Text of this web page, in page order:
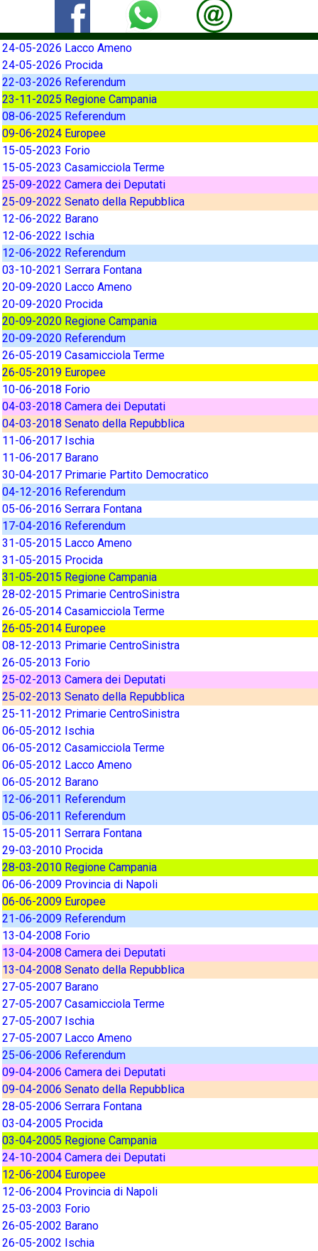
24-05-2026 Lacco Ameno
24-05-2026 Procida
22-03-2026 Referendum
23-11-2025 Regione Campania
08-06-2025 Referendum
09-06-2024 Europee
15-05-2023 Forio
15-05-2023 Casamicciola Terme
25-09-2022 Camera dei Deputati
25-09-2022 Senato della Repubblica
12-06-2022 Barano
12-06-2022 Ischia
12-06-2022 Referendum
03-10-2021 Serrara Fontana
20-09-2020 Lacco Ameno
20-09-2020 Procida
20-09-2020 Regione Campania
20-09-2020 Referendum
26-05-2019 Casamicciola Terme
26-05-2019 Europee
10-06-2018 Forio
04-03-2018 Camera dei Deputati
04-03-2018 Senato della Repubblica
11-06-2017 Ischia
11-06-2017 Barano
30-04-2017 Primarie Partito Democratico
04-12-2016 Referendum
05-06-2016 Serrara Fontana
17-04-2016 Referendum
31-05-2015 Lacco Ameno
31-05-2015 Procida
31-05-2015 Regione Campania
28-02-2015 Primarie CentroSinistra
26-05-2014 Casamicciola Terme
26-05-2014 Europee
08-12-2013 Primarie CentroSinistra
26-05-2013 Forio
25-02-2013 Camera dei Deputati
25-02-2013 Senato della Repubblica
25-11-2012 Primarie CentroSinistra
06-05-2012 Ischia
06-05-2012 Casamicciola Terme
06-05-2012 Lacco Ameno
06-05-2012 Barano
12-06-2011 Referendum
05-06-2011 Referendum
15-05-2011 Serrara Fontana
29-03-2010 Procida
28-03-2010 Regione Campania
06-06-2009 Provincia di Napoli
06-06-2009 Europee
21-06-2009 Referendum
13-04-2008 Forio
13-04-2008 Camera dei Deputati
13-04-2008 Senato della Repubblica
27-05-2007 Barano
27-05-2007 Casamicciola Terme
27-05-2007 Ischia
27-05-2007 Lacco Ameno
25-06-2006 Referendum
09-04-2006 Camera dei Deputati
09-04-2006 Senato della Repubblica
28-05-2006 Serrara Fontana
03-04-2005 Procida
03-04-2005 Regione Campania
24-10-2004 Camera dei Deputati
12-06-2004 Europee
12-06-2004 Provincia di Napoli
25-03-2003 Forio
26-05-2002 Barano
26-05-2002 Ischia